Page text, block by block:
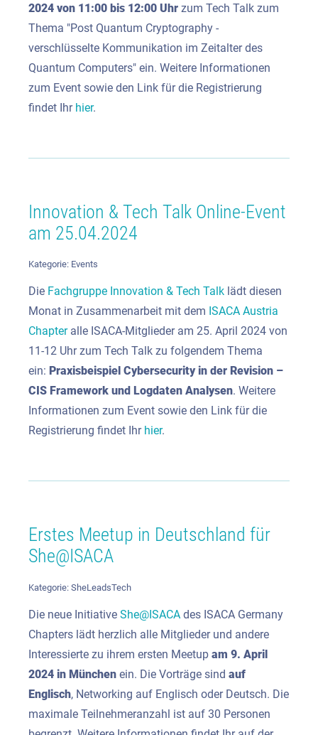
2024 von 11:00 bis 12:00 Uhr zum Tech Talk zum
Thema "Post Quantum Cryptography -
verschlüsselte Kommunikation im Zeitalter des
Quantum Computers" ein. Weitere Informationen
zum Event sowie den Link für die Registrierung
findet Ihr hier.
Innovation & Tech Talk Online-Event
am 25.04.2024
Kategorie: Events
Die Fachgruppe Innovation & Tech Talk lädt diesen
Monat in Zusammenarbeit mit dem ISACA Austria
Chapter alle ISACA-Mitglieder am 25. April 2024 von
11-12 Uhr zum Tech Talk zu folgendem Thema
ein: Praxisbeispiel Cybersecurity in der Revision –
CIS Framework und Logdaten Analysen. Weitere
Informationen zum Event sowie den Link für die
Registrierung findet Ihr hier.
Erstes Meetup in Deutschland für
She@ISACA
Kategorie: SheLeadsTech
Die neue Initiative She@ISACA des ISACA Germany
Chapters lädt herzlich alle Mitglieder und andere
Interessierte zu ihrem ersten Meetup am 9. April
2024 in München ein. Die Vorträge sind auf
Englisch, Networking auf Englisch oder Deutsch. Die
maximale Teilnehmeranzahl ist auf 30 Personen